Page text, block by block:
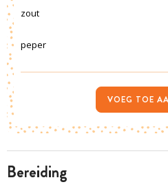
bereiding
zout
peper
VOEG TOE